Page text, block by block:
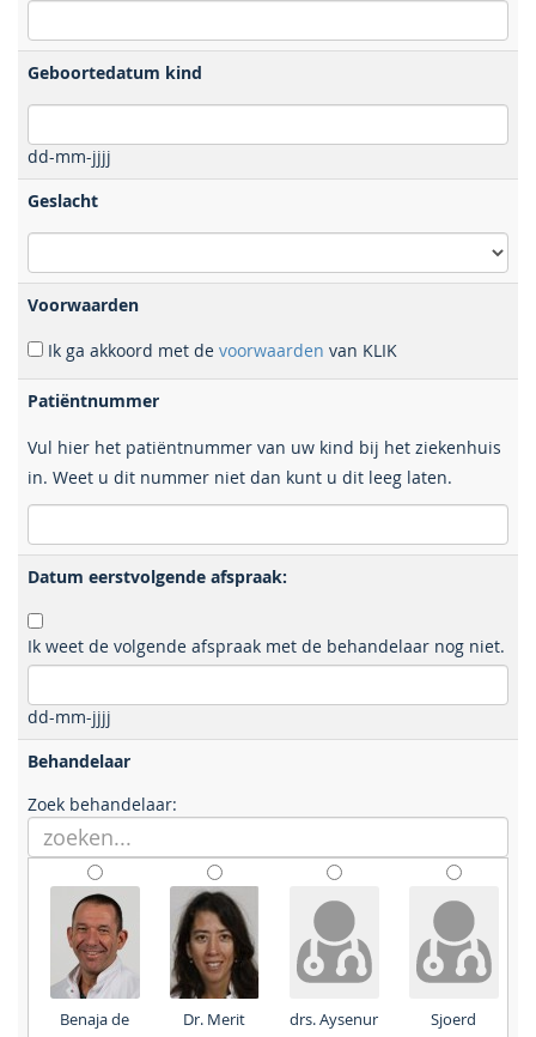
Geboortedatum kind
dd-mm-jjjj
Geslacht
Voorwaarden
Ik ga akkoord met de voorwaarden van KLIK
Patiëntnummer
Vul hier het patiëntnummer van uw kind bij het ziekenhuis
in. Weet u dit nummer niet dan kunt u dit leeg laten.
Datum eerstvolgende afspraak:
Ik weet de volgende afspraak met de behandelaar nog niet.
dd-mm-jjjj
Behandelaar
Zoek behandelaar:
Benaja de
Dr. Merit
drs. Aysenur
Sjoerd